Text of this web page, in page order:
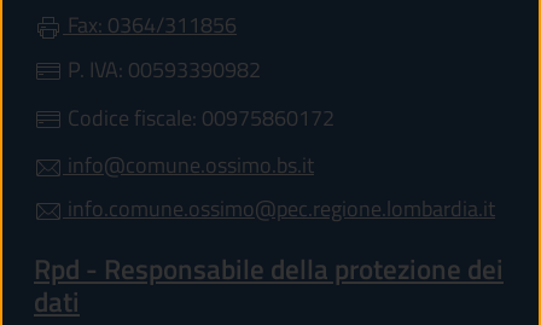
Fax: 0364/311856
P. IVA: 00593390982
Codice fiscale: 00975860172
info@comune.ossimo.bs.it
info.comune.ossimo@pec.regione.lombardia.it
Rpd - Responsabile della protezione dei
dati